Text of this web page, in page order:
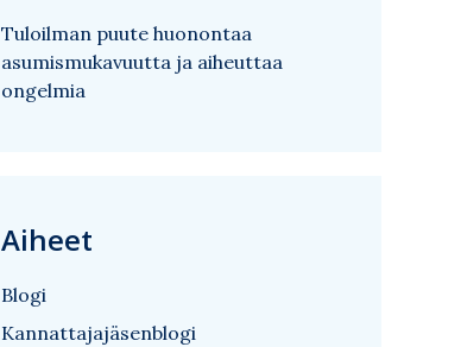
Tuloilman puute huonontaa
asumismukavuutta ja aiheuttaa
ongelmia
Aiheet
Blogi
Kannattajajäsenblogi